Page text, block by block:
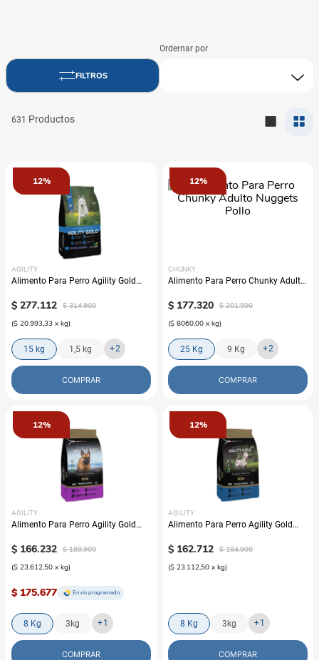
631
12%
AGILITY
Alimento Para Perro Agility Gold
$ 277.112 $ 314.900
($ 20.993,33 x kg)
15 kg 1,5 kg +2
COMPRAR
12%
CHUNKY
Alimento Para Perro Chunky Adulto
$ 177.320 $ 201.500
($ 8060,00 x kg)
25 Kg 9 Kg +2
COMPRAR
12%
AGILITY
Alimento Para Perro Agility Gold
$ 166.232 $ 188.900
($ 23.612,50 x kg)
$ 175.677 Envío programado
8 Kg 3kg +1
COMPRAR
12%
AGILITY
Alimento Para Perro Agility Gold
$ 162.712 $ 184.900
($ 23.112,50 x kg)
8 Kg 3kg +1
COMPRAR